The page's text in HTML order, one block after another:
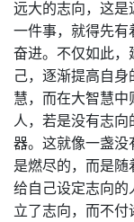
远大的志向，这是
一件事，就得先有
奋进。不仅如此，
己，逐渐提高自
慧，而在大智慧
人，若是没有志
器。这就像一盏没
是燃尽的，而是随
给自己设定志向的
立了志向，而不付